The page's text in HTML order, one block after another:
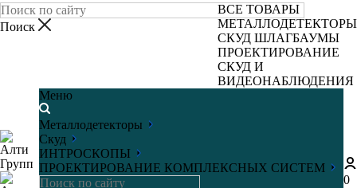
ВСЕ ТОВАРЫ
МЕТАЛЛОДЕТЕКТОРЫ
СКУД ШЛАГБАУМЫ
ПРОЕКТИРОВАНИЕ
СКУД И
ВИДЕОНАБЛЮДЕНИЯ
Меню
Металлодетекторы
Скуд
ИНТРОСКОПЫ
ПРОЕКТИРОВАНИЕ КОМПЛЕКСНЫХ СИСТЕМ
0